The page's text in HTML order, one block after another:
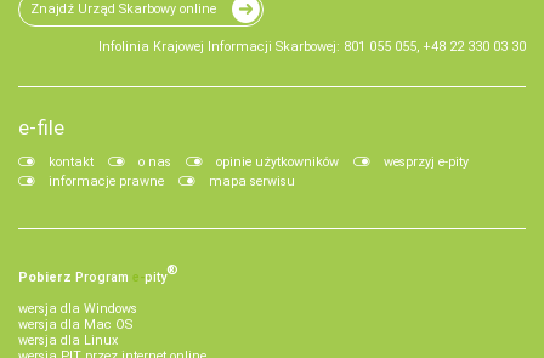
Znajdź Urząd Skarbowy online
Infolinia Krajowej Informacji Skarbowej: 801 055 055, +48 22 330 03 30
e-file
kontakt o nas opinie użytkowników
wesprzyj e-pity
informacje prawne
mapa serwisu
Pobierz Program e‑pity®
wersja dla Windows
wersja dla Mac OS
wersja dla Linux